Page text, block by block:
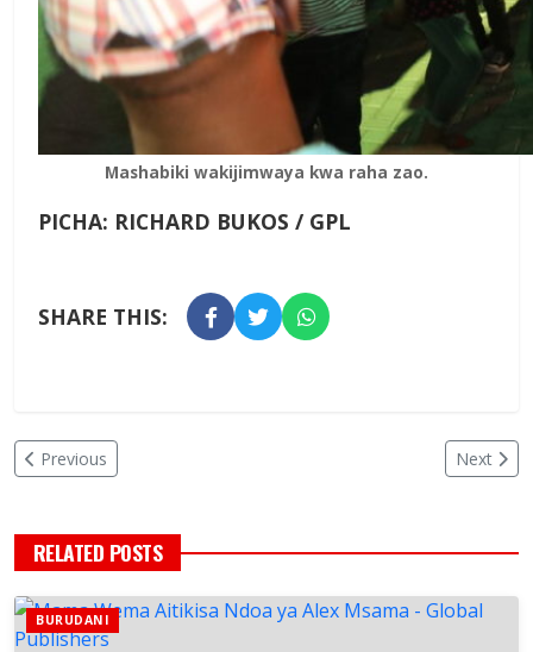
Mashabiki wakijimwaya kwa raha zao.
PICHA: RICHARD BUKOS / GPL
SHARE THIS:
Previous Next
RELATED POSTS
BURUDANI